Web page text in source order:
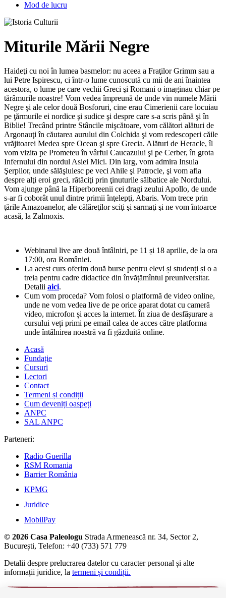
Mod de lucru
Miturile Mării Negre
Haideţi cu noi în lumea basmelor: nu aceea a Fraţilor Grimm sau a
lui Petre Ispirescu, ci într-o lume cunoscută cu mii de ani înaintea
acestora, o lume pe care vechii Greci şi Romani o imaginau chiar pe
tărâmurile noastre! Vom vedea împreună de unde vin numele Mării
Negre şi ale celor două Bosforuri, cine erau Cimerienii care locuiau
pe ţărmurile ei nordice şi sudice şi despre care s-a scris până şi în
Biblie! Trecând printre Stâncile mişcătoare, vom călători alături de
Argonauţi în căutarea aurului din Colchida şi vom redescoperi căile
vrăjitoarei Medea spre Ocean şi spre Grecia. Alături de Heracle, îl
vom vizita pe Prometeu în vârful Caucazului şi pe Cerber, în grota
Infernului din nordul Asiei Mici. Din larg, vom admira Insula
Şerpilor, unde sălăşluiesc pe veci Ahile şi Patrocle, şi vom afla
despre alţi eroi greci, rătăciţi prin ţinuturile sălbatice ale Nordului.
Vom ajunge până la Hiperboreenii cei dragi zeului Apollo, de unde
s-ar fi coborât unul dintre primii înţelepţi, Abaris. Vom trece prin
ţările Amazoanelor, ale călăreţilor sciţi şi sarmaţi şi ne vom întoarce
acasă, la Zalmoxis.
Webinarul live are două întâlniri, pe 11 și 18 aprilie, de la ora
17:00, ora României.
La acest curs oferim două burse pentru elevi și studenți și o a
treia pentru cadre didactice din învățămîntul preuniversitar.
Detalii aici.
Cum vom proceda? Vom folosi o platformă de video online,
unde ne vom vedea live de pe orice aparat dotat cu cameră
video, microfon și acces la internet. În ziua de desfășurare a
cursului veți primi pe email calea de acces către platforma
unde întâlnirea noastră va fi găzduită online.
Acasă
Fundație
Cursuri
Lectori
Contact
Termeni și condiții
Cum deveniți oaspeți
ANPC
SAL ANPC
Parteneri:
Radio Guerilla
RSM Romania
Barrier România
KPMG
Juridice
MobilPay
© 2026 Casa Paleologu Strada Armenească nr. 34, Sector 2,
București, Telefon: +40 (733) 571 779
Detalii despre prelucrarea datelor cu caracter personal și alte
informații juridice, la termeni și condiții.